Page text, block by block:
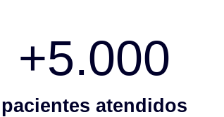
pacientes atendidos
+5.000